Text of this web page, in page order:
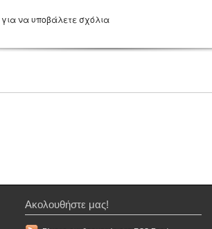
για να υποβάλετε σχόλια
Ακολουθήστε μας!